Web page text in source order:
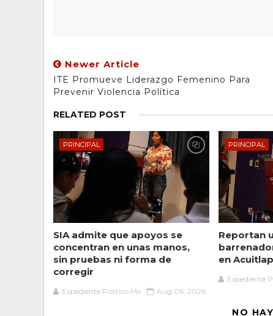
Newer Article
ITE Promueve Liderazgo Femenino Para
Prevenir Violencia Política
RELATED POST
PRINCIPAL
SIA admite que apoyos se
concentran en unas manos,
sin pruebas ni forma de
corregir
Expediente Político.Mx Aug 06, 2026
PRINCIPAL
Reportan
en
Expediente
NO